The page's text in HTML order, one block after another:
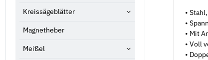
•
•
• Mit
• Voll
•
Kreissägeblätter
Magnetheber
Meißel